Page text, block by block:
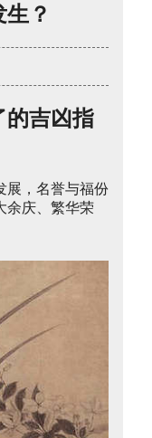
？
的吉凶指
展，名誉与福份
余庆、繁华荣